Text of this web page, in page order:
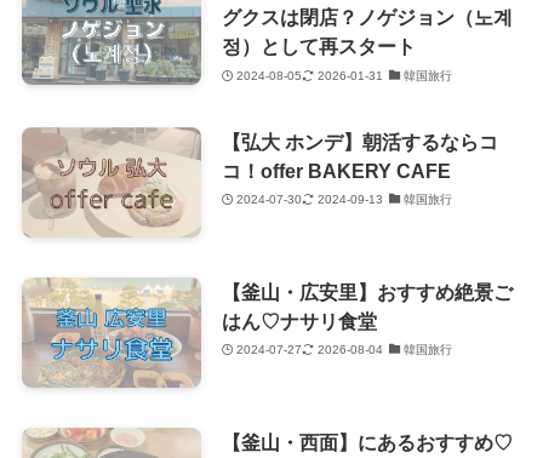
グクスは閉店？ノゲジョン（노계
정）として再スタート
2024-08-05 2026-01-31 韓国旅行
【弘大 ホンデ】朝活するならコ
コ！offer BAKERY CAFE
2024-07-30 2024-09-13 韓国旅行
【釜山・広安里】おすすめ絶景ご
はん♡ナサリ食堂
2024-07-27 2026-08-04 韓国旅行
【釜山・西面】にあるおすすめ♡